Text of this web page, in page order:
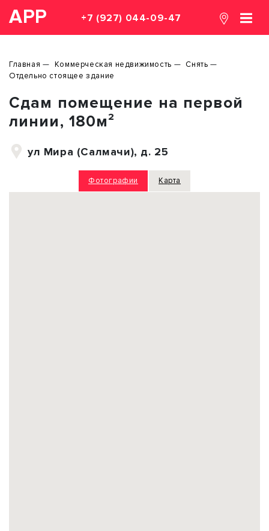
АРР +7 (927) 044-09-47
Главная Коммерческая недвижимость
Снять
Отдельно стоящее здание
Сдам помещение на первой
линии, 180м²
ул Мира (Салмачи), д. 25
Фотографии Карта